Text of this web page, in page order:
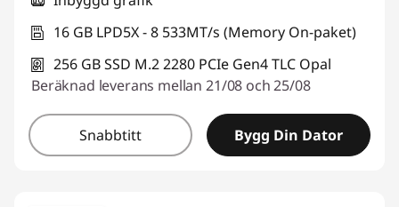
16 GB LPD5X - 8 533MT/s (Memory On-paket)
256 GB SSD M.2 2280 PCIe Gen4 TLC Opal
Beräknad leverans mellan 21/08 och 25/08
Snabbtitt Bygg Din Dator